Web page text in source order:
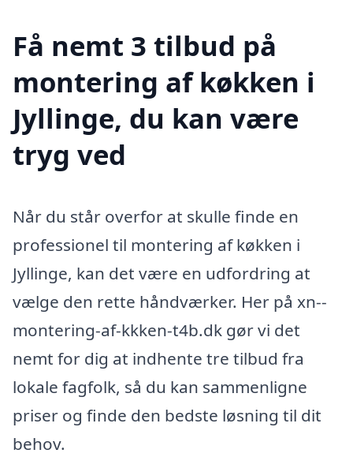
Få nemt 3 tilbud på
montering af køkken i
Jyllinge, du kan være
tryg ved
Når du står overfor at skulle finde en
professionel til montering af køkken i
Jyllinge, kan det være en udfordring at
vælge den rette håndværker. Her på xn--
montering-af-kkken-t4b.dk gør vi det
nemt for dig at indhente tre tilbud fra
lokale fagfolk, så du kan sammenligne
priser og finde den bedste løsning til dit
behov.